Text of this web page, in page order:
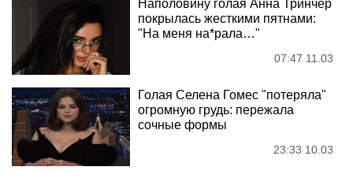
Наполовину голая Анна Тринчер
покрылась жесткими пятнами:
"На меня на*рала…"
07:47 11.03
Голая Селена Гомес "потеряла"
огромную грудь: пережала
сочные формы
23:33 10.03